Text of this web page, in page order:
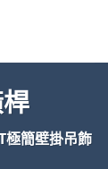
極簡壁掛吊飾